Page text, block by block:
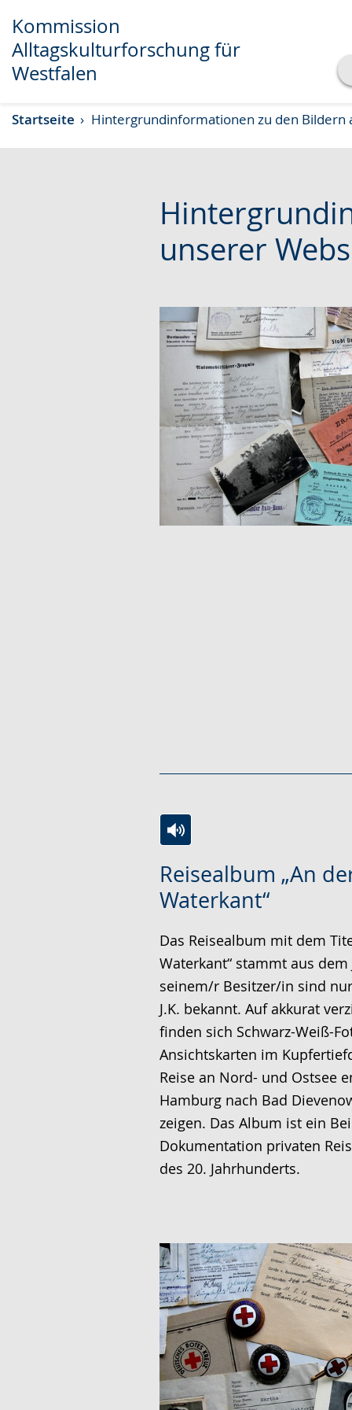
Transkript anzeigen
Abspielen
Pausieren
Kommission
Alltagskulturforschung für
Westfalen
Startseite Hintergrundinformationen zu den Bildern
unserer
Reisealbum „An
Waterkant“
Leichten
Sprache
Audio-
Unterstützung.
Video
in
Gebärdensprache
wird
angezeigt.
Das Reisealbum mit dem
Waterkant“ stammt aus dem
seinem/r Besitzer/in sind
J.K. bekannt. Auf akkurat
finden sich Schwarz-Weiß-
Ansichtskarten im
Reise an Nord- und Ostsee
Hamburg nach Bad
zeigen. Das Album ist ein
Dokumentation privaten
des 20. Jahrhunderts.